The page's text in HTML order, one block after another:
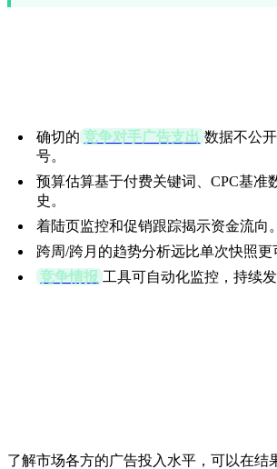
确切的 竞争对手广告支出 数据不公
号。
预算估算基于付费关键词、CPC基准
史。
着陆页监控和促销跟踪揭示资金流向。
跨周/跨月的趋势分析远比单次快照更
竞争情报 工具可自动化监控，持续发
了解市场各方的广告投入水平，可以在结